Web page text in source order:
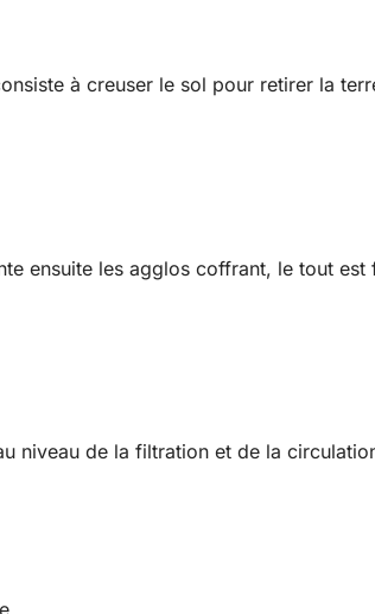
à creuser le sol pour retirer la
ensuite les agglos coffrant, le tout
niveau de la filtration et de la